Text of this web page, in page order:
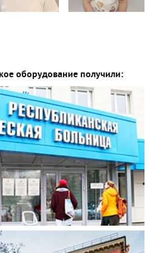
оборудование получили: